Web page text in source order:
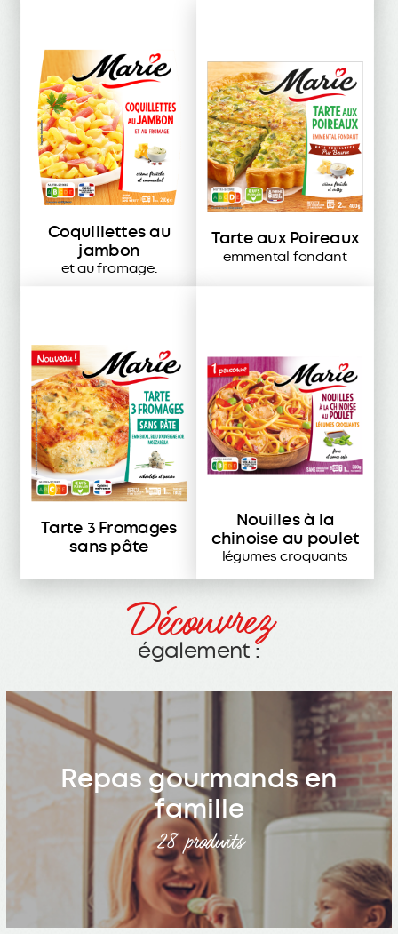
Coquillettes au
jambon
et au fromage.
Tarte aux Poireaux
emmental fondant
Tarte 3 Fromages
sans pâte
Nouilles à la
chinoise au poulet
légumes croquants
Découvrez
également :
Repas gourmands en
famille
28 produits